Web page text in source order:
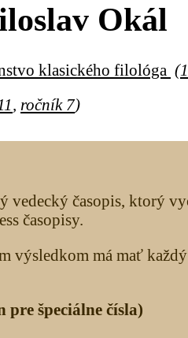
Okál
klasického filológa (
, ročník 7)
vedecký časopis, ktorý
časopisy.
výsledkom má mať
pre špeciálne čísla)